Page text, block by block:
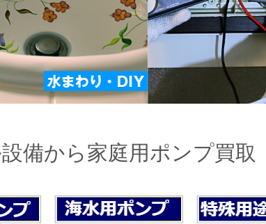
備から家庭用ポンプ買取